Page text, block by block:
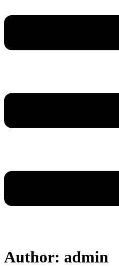
Author: admin